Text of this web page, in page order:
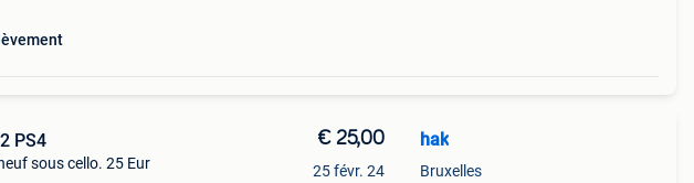
PS4
sous cello. 25 Eur
€ 25,00
25 févr. 24
hak
Bruxelles